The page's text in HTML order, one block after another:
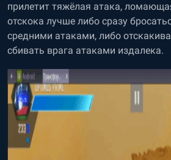
прилетит тяжёлая атака,
отскока лучше либо сразу
средними атаками, либо
сбивать врага атаками издалека.